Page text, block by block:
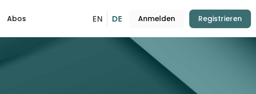
Abos EN DE Anmelden Registrieren